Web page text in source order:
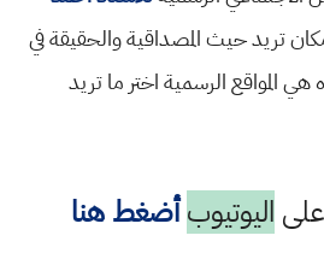
تريد حيث المصداقية والحقيقة في
هي المواقع الرسمية اختر ما تريد
اليوتيوب أضغط هنا